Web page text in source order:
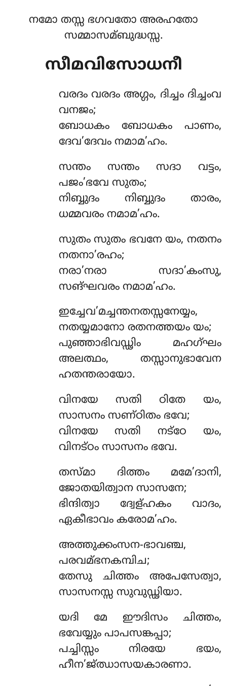
നമോ തസ്സ ഭഗവതോ അരഹതോ
സമ്മാസമ്ബുദ്ധസ്സ.
സീമവിസോധനീ
വരദംവരദം അഗ്ഗം, ദിച്ചം ദിച്ചംവ
വനജം;
ബോധകം ബോധകം പാണം,
ദേവ’ദേവം നമാമ’ഹം.
സന്തം സന്തം സദാ വട്ടം,
പജം’ഭവേ സുതം;
നിബ്ബുദം നിബ്ബുദം താരം,
ധമ്മവരം നമാമ’ഹം.
സുതം സുതം ഭവനേ യം, നതനം
നതനാ’രഹം;
നരാ’നരാ സദാ’കംസു,
സങ്ഘവരം നമാമ’ഹം.
ഇച്ചേവ’മച്ചന്തനതസ്സനേയ്യം,
നതയ്യമാനോ രതനത്തയം യം;
പുഞ്ഞാഭിവഡ്ഢിം മഹഗ്ഘം
അലത്ഥം, തസ്സാനുഭാവേന
ഹതന്തരായോ.
വിനയേ സതി ഠിതേ യം,
സാസനം സണ്ഠിതം ഭവേ;
വിനയേ സതി നട്ഠേ യം,
വിനട്ഠം സാസനം ഭവേ.
തസ്മാ ദിത്തം മമേ’ദാനി,
ജോതയിത്വാന സാസനേ;
ഭിന്ദിത്വാ ദ്വേള്ഹകം വാദം,
ഏകീഭാവം കരോമ’ഹം.
അത്തുക്കംസന-ഭാവഞ്ച,
പരവമ്ഭനകമ്പിച;
തേസു ചിത്തം അപേസേത്വാ,
സാസനസ്സ സുവുഡ്ഢിയാ.
യദി മേ ഈദിസം ചിത്തം,
ഭവേയ്യും പാപസങ്കപ്പാ;
പച്ചിസ്സം നിരയേ ഭയം,
ഹീന’ജ്ഝാസയകാരണാ.